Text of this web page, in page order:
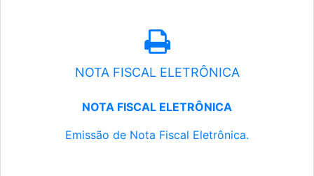
NOTA FISCAL ELETRÔNICA
NOTA FISCAL ELETRÔNICA
Emissão de Nota Fiscal Eletrônica.